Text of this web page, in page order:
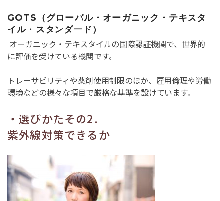
GOTS（グローバル・オーガニック・テキスタ
イル・スタンダード）
オーガニック・テキスタイルの国際認証機関で、世界的
に評価を受けている機関です。
トレーサビリティや薬剤使用制限のほか、雇用倫理や労働
環境などの様々な項目で厳格な基準を設けています。
・選びかたその2.
紫外線対策できるか